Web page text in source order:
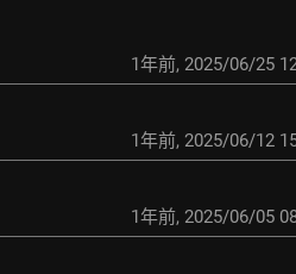
1年前, 2025/06/25
1年前, 2025/06/12
1年前, 2025/06/05